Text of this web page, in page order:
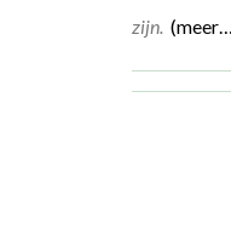
zijn.